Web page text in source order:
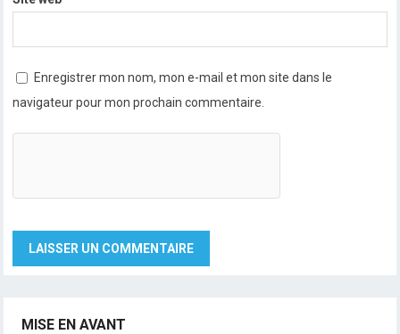
Enregistrer mon nom, mon e-mail et mon site dans le
navigateur pour mon prochain commentaire.
MISE EN AVANT